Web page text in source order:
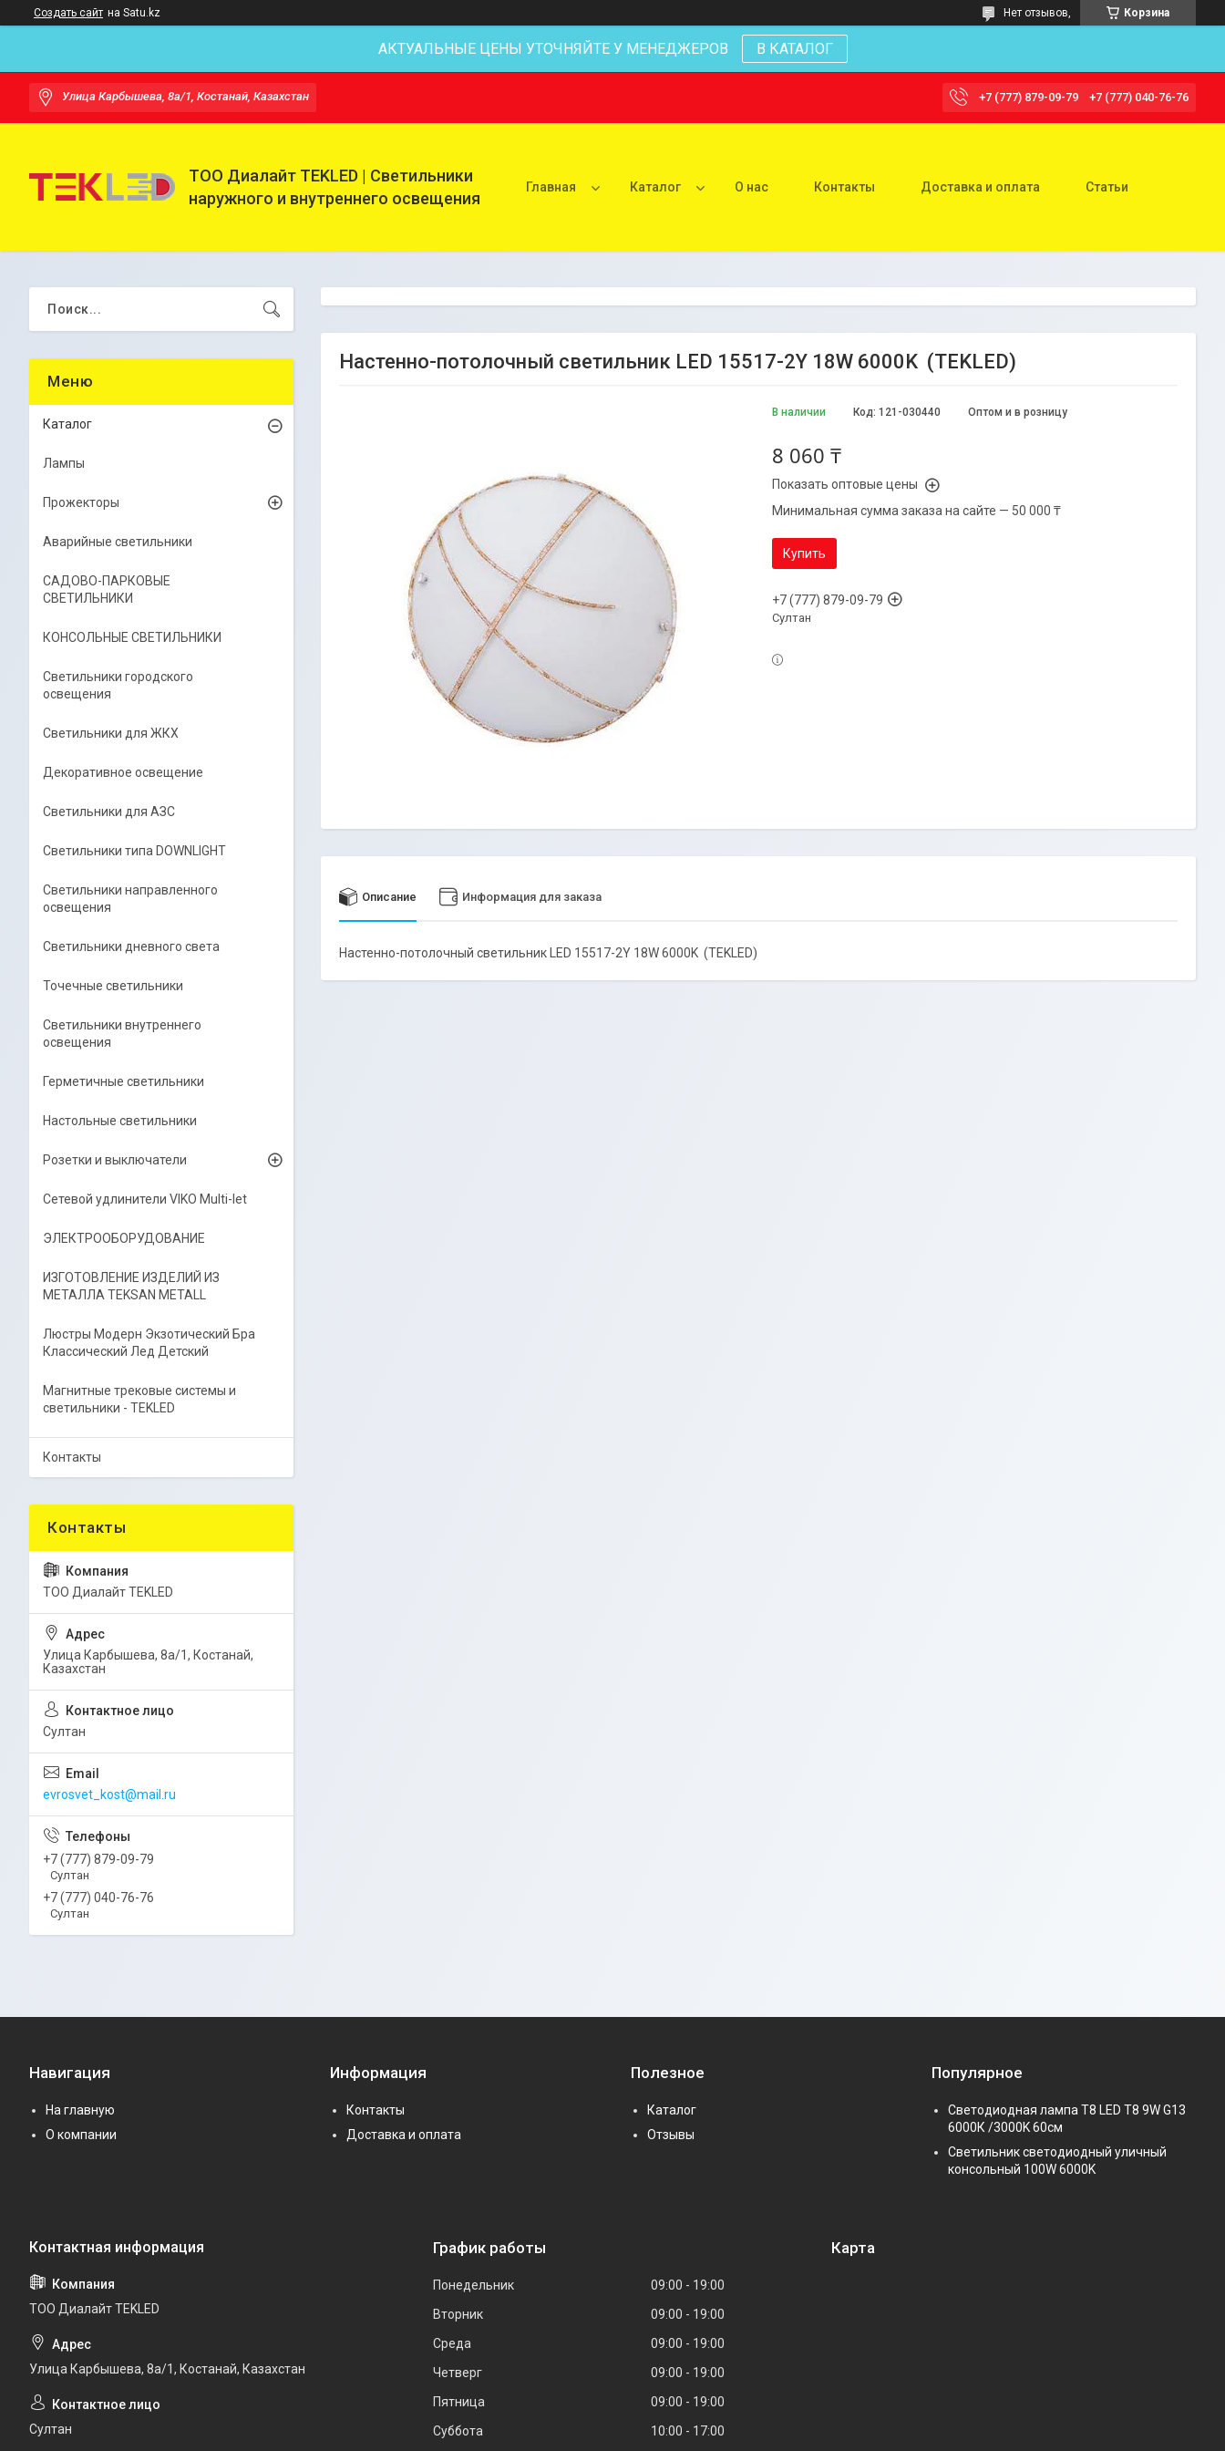
Создать сайт на Satu.kz Корзина
Нет отзывов,
АКТУАЛЬНЫЕ ЦЕНЫ УТОЧНЯЙТЕ У МЕНЕДЖЕРОВ В КАТАЛОГ
Улица Карбышева, 8а/1, Костанай, Казахстан +7 (777) 879-09-79 +7 (777) 040-76-76
ТОО Диалайт TEKLED | Светильники
наружного и внутреннего освещения
Главная Каталог О нас Контакты Доставка и оплата Статьи
Настенно-потолочный светильник LED 15517-2Y 18W 6000K (TEKLED)
В наличии Оптом и в розницу
Код: 121-030440
8 060 ₸
Показать оптовые цены
Минимальная сумма заказа на сайте — 50 000 ₸
Купить
+7 (777) 879-09-79
Султан
Описание Информация для заказа
Настенно-потолочный светильник LED 15517-2Y 18W 6000K (TEKLED)
Каталог
Лампы
Прожекторы
Аварийные светильники
САДОВО-ПАРКОВЫЕ
СВЕТИЛЬНИКИ
КОНСОЛЬНЫЕ СВЕТИЛЬНИКИ
Светильники городского
освещения
Светильники для ЖКХ
Декоративное освещение
Светильники для АЗС
Светильники типа DOWNLIGHT
Светильники направленного
освещения
Светильники дневного света
Точечные светильники
Светильники внутреннего
освещения
Герметичные светильники
Настольные светильники
Розетки и выключатели
Сетевой удлинители VIKO Multi-let
ЭЛЕКТРООБОРУДОВАНИЕ
ИЗГОТОВЛЕНИЕ ИЗДЕЛИЙ ИЗ
МЕТАЛЛА TEKSAN METALL
Люстры Модерн Экзотический Бра
Классический Лед Детский
Магнитные трековые системы и
светильники - TEKLED
Контакты
ТОО Диалайт TEKLED
Улица Карбышева, 8а/1, Костанай,
Казахстан
Султан
evrosvet_kost@mail.ru
+7 (777) 879-09-79
Султан
+7 (777) 040-76-76
Султан
Навигация
На главную
О компании
Информация
Контакты
Доставка и оплата
Полезное
Каталог
Отзывы
Популярное
Светодиодная лампа Т8 LED T8 9W G13
6000К /3000K 60см
Светильник светодиодный уличный
консольный 100W 6000K
ТОО Диалайт TEKLED
Улица Карбышева, 8а/1, Костанай, Казахстан
Султан
График работы
Понедельник 09:00
19:00
Вторник
09:00
19:00
Среда
09:00
19:00
Четверг
09:00
19:00
Пятница
09:00
19:00
Суббота
10:00 17:00
Карта